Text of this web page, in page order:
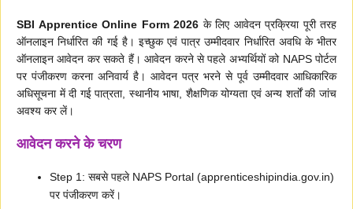
SBI Apprentice Online Form 2026 के लिए आवेदन प्रक्रिया पूरी तरह
ऑनलाइन निर्धारित की गई है। इच्छुक एवं पात्र उम्मीदवार निर्धारित अवधि के भीतर
ऑनलाइन आवेदन कर सकते हैं। आवेदन करने से पहले अभ्यर्थियों को NAPS पोर्टल
पर पंजीकरण करना अनिवार्य है। आवेदन पत्र भरने से पूर्व उम्मीदवार आधिकारिक
अधिसूचना में दी गई पात्रता, स्थानीय भाषा, शैक्षणिक योग्यता एवं अन्य शर्तों की जांच
अवश्य कर लें।
आवेदन करने के चरण
Step 1: सबसे पहले NAPS Portal (apprenticeshipindia.gov.in)
पर पंजीकरण करें।